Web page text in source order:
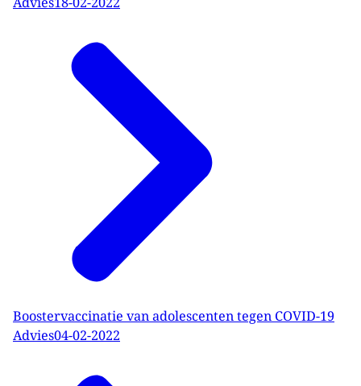
Boostervaccinatie van adolescenten tegen COVID-19
Advies04-02-2022